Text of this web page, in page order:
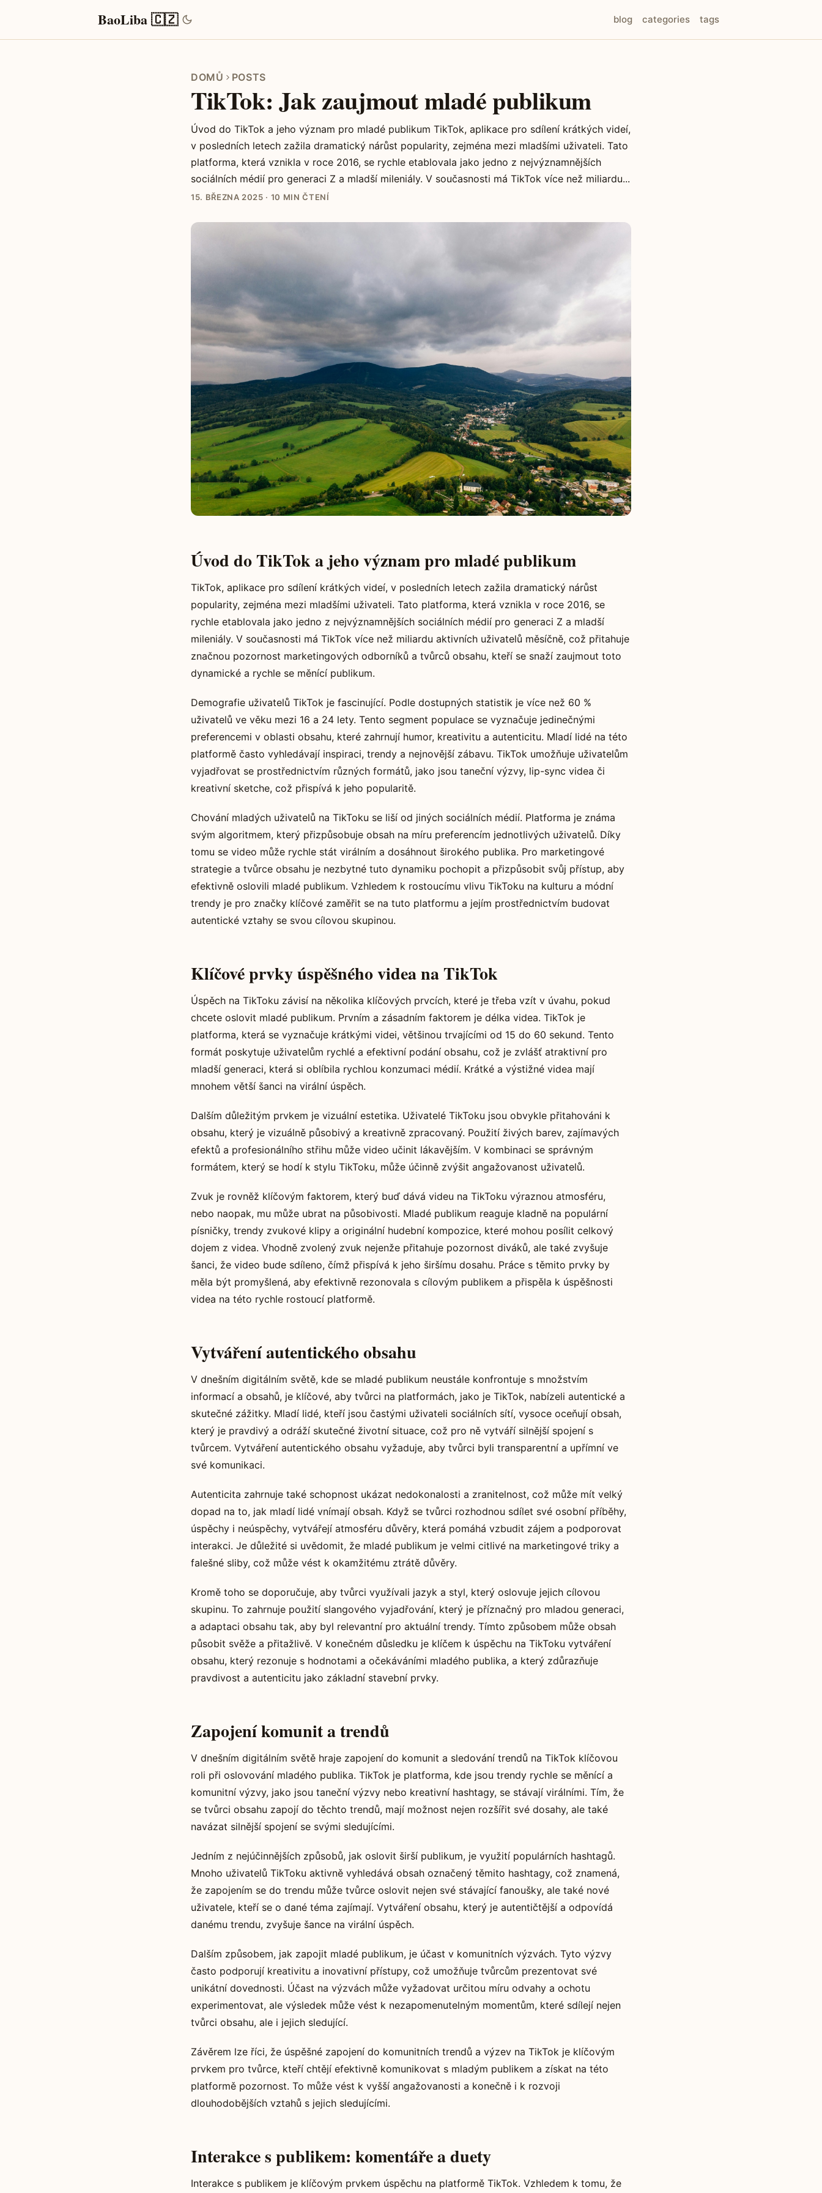
BaoLiba 🇨🇿 blog categories tags
DOMŮ POSTS
TikTok: Jak zaujmout mladé publikum
Úvod do TikTok a jeho význam pro mladé publikum TikTok, aplikace pro sdílení krátkých videí,
v posledních letech zažila dramatický nárůst popularity, zejména mezi mladšími uživateli. Tato
platforma, která vznikla v roce 2016, se rychle etablovala jako jedno z nejvýznamnějších
sociálních médií pro generaci Z a mladší mileniály. V současnosti má TikTok více než miliardu...
15. BŘEZNA 2025 · 10 MIN ČTENÍ
Úvod do TikTok a jeho význam pro mladé publikum
TikTok, aplikace pro sdílení krátkých videí, v posledních letech zažila dramatický nárůst
popularity, zejména mezi mladšími uživateli. Tato platforma, která vznikla v roce 2016, se
rychle etablovala jako jedno z nejvýznamnějších sociálních médií pro generaci Z a mladší
mileniály. V současnosti má TikTok více než miliardu aktivních uživatelů měsíčně, což přitahuje
značnou pozornost marketingových odborníků a tvůrců obsahu, kteří se snaží zaujmout toto
dynamické a rychle se měnící publikum.
Demografie uživatelů TikTok je fascinující. Podle dostupných statistik je více než 60 %
uživatelů ve věku mezi 16 a 24 lety. Tento segment populace se vyznačuje jedinečnými
preferencemi v oblasti obsahu, které zahrnují humor, kreativitu a autenticitu. Mladí lidé na této
platformě často vyhledávají inspiraci, trendy a nejnovější zábavu. TikTok umožňuje uživatelům
vyjadřovat se prostřednictvím různých formátů, jako jsou taneční výzvy, lip-sync videa či
kreativní sketche, což přispívá k jeho popularitě.
Chování mladých uživatelů na TikToku se liší od jiných sociálních médií. Platforma je známa
svým algoritmem, který přizpůsobuje obsah na míru preferencím jednotlivých uživatelů. Díky
tomu se video může rychle stát virálním a dosáhnout širokého publika. Pro marketingové
strategie a tvůrce obsahu je nezbytné tuto dynamiku pochopit a přizpůsobit svůj přístup, aby
efektivně oslovili mladé publikum. Vzhledem k rostoucímu vlivu TikToku na kulturu a módní
trendy je pro značky klíčové zaměřit se na tuto platformu a jejím prostřednictvím budovat
autentické vztahy se svou cílovou skupinou.
Klíčové prvky úspěšného videa na TikTok
Úspěch na TikToku závisí na několika klíčových prvcích, které je třeba vzít v úvahu, pokud
chcete oslovit mladé publikum. Prvním a zásadním faktorem je délka videa. TikTok je
platforma, která se vyznačuje krátkými videi, většinou trvajícími od 15 do 60 sekund. Tento
formát poskytuje uživatelům rychlé a efektivní podání obsahu, což je zvlášť atraktivní pro
mladší generaci, která si oblíbila rychlou konzumaci médií. Krátké a výstižné videa mají
mnohem větší šanci na virální úspěch.
Dalším důležitým prvkem je vizuální estetika. Uživatelé TikToku jsou obvykle přitahováni k
obsahu, který je vizuálně působivý a kreativně zpracovaný. Použití živých barev, zajímavých
efektů a profesionálního střihu může video učinit lákavějším. V kombinaci se správným
formátem, který se hodí k stylu TikToku, může účinně zvýšit angažovanost uživatelů.
Zvuk je rovněž klíčovým faktorem, který buď dává videu na TikToku výraznou atmosféru,
nebo naopak, mu může ubrat na působivosti. Mladé publikum reaguje kladně na populární
písničky, trendy zvukové klipy a originální hudební kompozice, které mohou posílit celkový
dojem z videa. Vhodně zvolený zvuk nejenže přitahuje pozornost diváků, ale také zvyšuje
šanci, že video bude sdíleno, čímž přispívá k jeho širšímu dosahu. Práce s těmito prvky by
měla být promyšlená, aby efektivně rezonovala s cílovým publikem a přispěla k úspěšnosti
videa na této rychle rostoucí platformě.
Vytváření autentického obsahu
V dnešním digitálním světě, kde se mladé publikum neustále konfrontuje s množstvím
informací a obsahů, je klíčové, aby tvůrci na platformách, jako je TikTok, nabízeli autentické a
skutečné zážitky. Mladí lidé, kteří jsou častými uživateli sociálních sítí, vysoce oceňují obsah,
který je pravdivý a odráží skutečné životní situace, což pro ně vytváří silnější spojení s
tvůrcem. Vytváření autentického obsahu vyžaduje, aby tvůrci byli transparentní a upřímní ve
své komunikaci.
Autenticita zahrnuje také schopnost ukázat nedokonalosti a zranitelnost, což může mít velký
dopad na to, jak mladí lidé vnímají obsah. Když se tvůrci rozhodnou sdílet své osobní příběhy,
úspěchy i neúspěchy, vytvářejí atmosféru důvěry, která pomáhá vzbudit zájem a podporovat
interakci. Je důležité si uvědomit, že mladé publikum je velmi citlivé na marketingové triky a
falešné sliby, což může vést k okamžitému ztrátě důvěry.
Kromě toho se doporučuje, aby tvůrci využívali jazyk a styl, který oslovuje jejich cílovou
skupinu. To zahrnuje použití slangového vyjadřování, který je příznačný pro mladou generaci,
a adaptaci obsahu tak, aby byl relevantní pro aktuální trendy. Tímto způsobem může obsah
působit svěže a přitažlivě. V konečném důsledku je klíčem k úspěchu na TikToku vytváření
obsahu, který rezonuje s hodnotami a očekáváními mladého publika, a který zdůrazňuje
pravdivost a autenticitu jako základní stavební prvky.
Zapojení komunit a trendů
V dnešním digitálním světě hraje zapojení do komunit a sledování trendů na TikTok klíčovou
roli při oslovování mladého publika. TikTok je platforma, kde jsou trendy rychle se měnící a
komunitní výzvy, jako jsou taneční výzvy nebo kreativní hashtagy, se stávají virálními. Tím, že
se tvůrci obsahu zapojí do těchto trendů, mají možnost nejen rozšířit své dosahy, ale také
navázat silnější spojení se svými sledujícími.
Jedním z nejúčinnějších způsobů, jak oslovit širší publikum, je využití populárních hashtagů.
Mnoho uživatelů TikToku aktivně vyhledává obsah označený těmito hashtagy, což znamená,
že zapojením se do trendu může tvůrce oslovit nejen své stávající fanoušky, ale také nové
uživatele, kteří se o dané téma zajímají. Vytváření obsahu, který je autentičtější a odpovídá
danému trendu, zvyšuje šance na virální úspěch.
Dalším způsobem, jak zapojit mladé publikum, je účast v komunitních výzvách. Tyto výzvy
často podporují kreativitu a inovativní přístupy, což umožňuje tvůrcům prezentovat své
unikátní dovednosti. Účast na výzvách může vyžadovat určitou míru odvahy a ochotu
experimentovat, ale výsledek může vést k nezapomenutelným momentům, které sdílejí nejen
tvůrci obsahu, ale i jejich sledující.
Závěrem lze říci, že úspěšné zapojení do komunitních trendů a výzev na TikTok je klíčovým
prvkem pro tvůrce, kteří chtějí efektivně komunikovat s mladým publikem a získat na této
platformě pozornost. To může vést k vyšší angažovanosti a konečně i k rozvoji
dlouhodobějších vztahů s jejich sledujícími.
Interakce s publikem: komentáře a duety
Interakce s publikem je klíčovým prvkem úspěchu na platformě TikTok. Vzhledem k tomu, že